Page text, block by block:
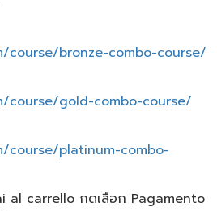
course/bronze-combo-course/
course/gold-combo-course/
course/platinum-combo-
al carrello กดเลือก Pagamento